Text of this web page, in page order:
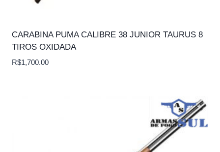
CARABINA PUMA CALIBRE 38 JUNIOR TAURUS 8
TIROS OXIDADA
R$1,700.00